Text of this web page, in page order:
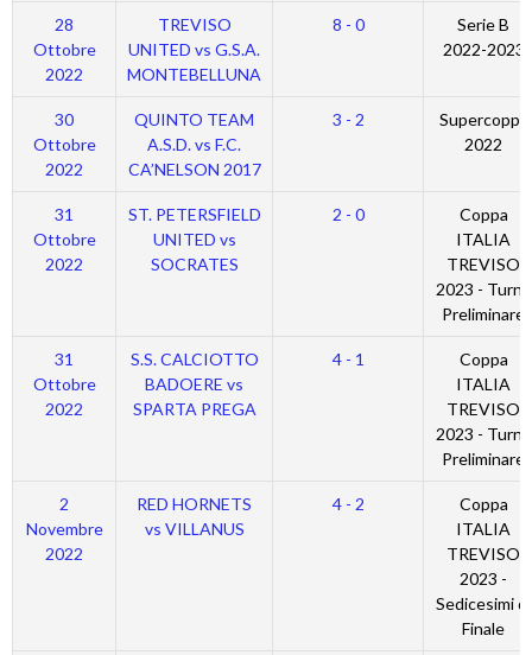
28
Ottobre
2022
TREVISO
UNITED vs G.S.A.
MONTEBELLUNA
8 - 0
Serie B
2022-2023
30
Ottobre
2022
QUINTO TEAM
A.S.D. vs F.C.
CA’NELSON 2017
3 - 2
Supercoppa
2022
31
Ottobre
2022
ST. PETERSFIELD
UNITED vs
SOCRATES
2 - 0
Coppa
ITALIA
TREVISO
2023 - Turno
Preliminare
31
Ottobre
2022
S.S. CALCIOTTO
BADOERE vs
SPARTA PREGA
4 - 1
Coppa
ITALIA
TREVISO
2023 - Turno
Preliminare
2
Novembre
2022
RED HORNETS
vs VILLANUS
4 - 2
Coppa
ITALIA
TREVISO
2023 -
Sedicesimi di
Finale